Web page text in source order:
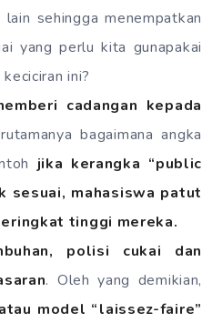
sehingga menempatkan
yang perlu kita gunapakai
ini?
cadangan kepada
bagaimana angka
jika kerangka “public
sesuai, mahasiswa patut
tinggi mereka.
polisi cukai dan
. Oleh yang demikian,
model “laissez-faire”